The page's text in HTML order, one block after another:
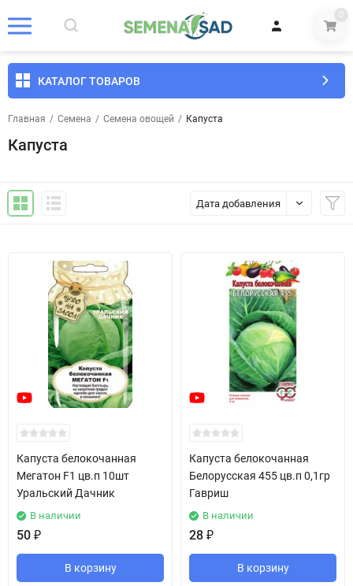
0
КАТАЛОГ ТОВАРОВ
Главная / Семена / Семена овощей / Капуста
Капуста
Дата добавления
Капуста белокочанная
Мегатон F1 цв.п 10шт
Уральский Дачник
В наличии
50 ₽
В корзину
Капуста белокочанная
Белорусская 455 цв.п 0,1гр
Гавриш
В наличии
28 ₽
В корзину